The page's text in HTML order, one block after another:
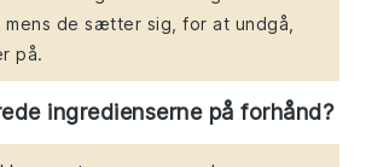
de sætter sig, for at undgå,
på.
ingredienserne på forhånd?